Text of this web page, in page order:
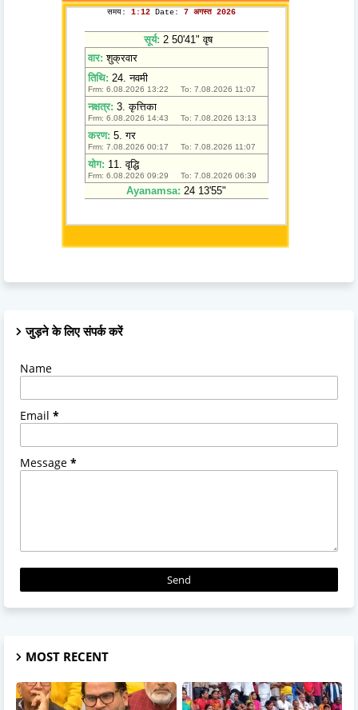
जुड़ने के लिए संपर्क करें
Name
Email *
Message *
MOST RECENT